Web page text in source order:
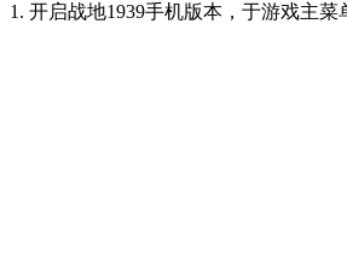
1. 开启战地1939手机版本，于游戏主